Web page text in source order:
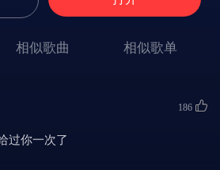
在我面前来回跑
你像剧毒无解药
wu～
相似歌曲 相似歌单
186
过你一次了